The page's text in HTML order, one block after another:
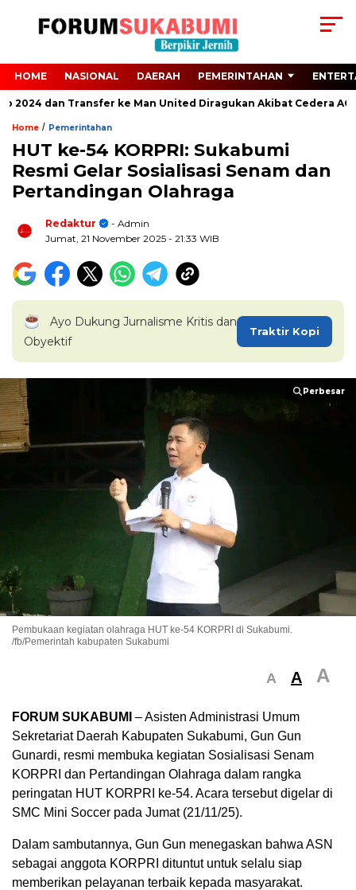
HOME NASIONAL DAERAH PEMERINTAHAN
dan Transfer ke Man United Diragukan Akibat Cedera ACL
Home / Pemerintahan
HUT ke-54 KORPRI: Sukabumi
Resmi Gelar Sosialisasi Senam dan
Pertandingan Olahraga
Redaktur
- Admin
Jumat, 21 November 2025 - 21:33 WIB
Ayo Dukung Jurnalisme Kritis dan
Obyektif
Traktir Kopi
Perbesar
Perbesar
Pembukaan kegiatan olahraga HUT ke-54 KORPRI di Sukabumi.
/fb/Pemerintah kabupaten Sukabumi
A A A
FORUM SUKABUMI – Asisten Administrasi Umum
Sekretariat Daerah Kabupaten Sukabumi, Gun Gun
Gunardi, resmi membuka kegiatan Sosialisasi Senam
KORPRI dan Pertandingan Olahraga dalam rangka
peringatan HUT KORPRI ke-54. Acara tersebut digelar di
SMC Mini Soccer pada Jumat (21/11/25).
Dalam sambutannya, Gun Gun menegaskan bahwa ASN
sebagai anggota KORPRI dituntut untuk selalu siap
memberikan pelayanan terbaik kepada masyarakat.